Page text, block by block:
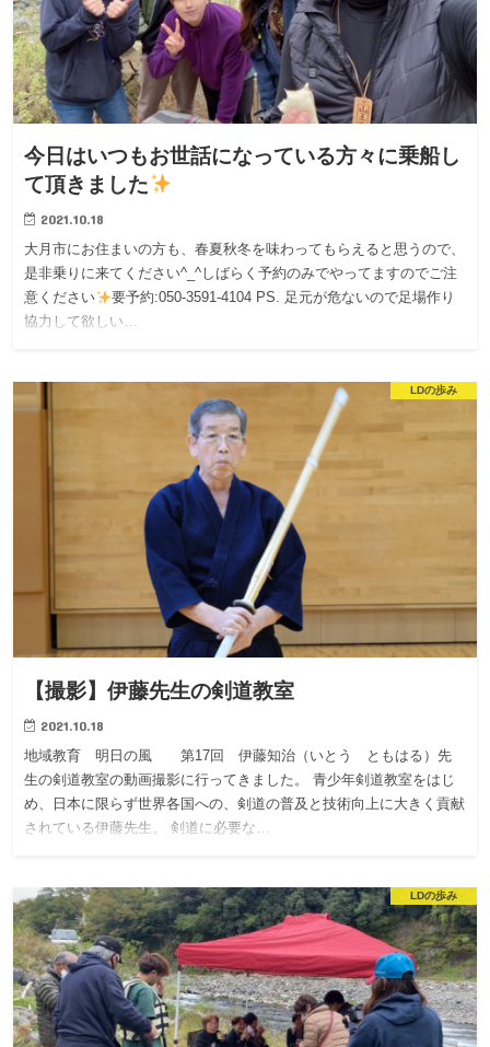
今日はいつもお世話になっている方々に乗船し
て頂きました
2021.10.18
大月市にお住まいの方も、春夏秋冬を味わってもらえると思うので、
是非乗りに来てください^_^しばらく予約のみでやってますのでご注
意ください
要予約:050-3591-4104 PS. 足元が危ないので足場作り
協力して欲しい…
LDの歩み
【撮影】伊藤先生の剣道教室
2021.10.18
地域教育 明日の風 第17回 伊藤知治（いとう ともはる）先
生の剣道教室の動画撮影に行ってきました。 青少年剣道教室をはじ
め、日本に限らず世界各国への、剣道の普及と技術向上に大きく貢献
されている伊藤先生。 剣道に必要な…
LDの歩み